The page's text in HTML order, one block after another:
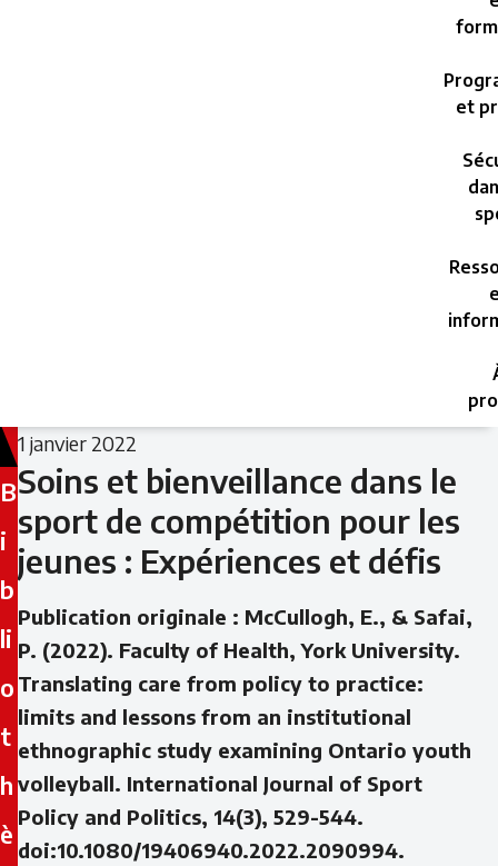
et
B
i
b
li
o
t
h
è
Filed
under:
1 janvier 2022
Soins et bienveillance dans le
sport de compétition pour les
jeunes : Expériences et défis
Publication originale : McCullogh, E., & Safai,
P. (2022). Faculty of Health, York University.
Translating care from policy to practice:
limits and lessons from an institutional
ethnographic study examining Ontario youth
volleyball. International Journal of Sport
Policy and Politics, 14(3), 529-544.
doi:10.1080/19406940.2022.2090994.